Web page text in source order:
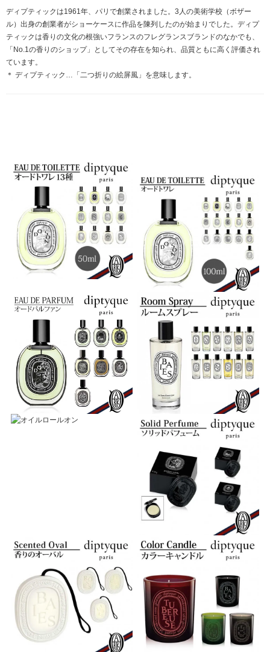
ディプティックは1961年、パリで創業されました。3人の美術学校（ボザー
ル）出身の創業者がショーケースに作品を陳列したのが始まりでした。ディプ
ティックは香りの文化の根強いフランスのフレグランスブランドのなかでも、
「No.1の香りのショップ」としてその存在を知られ、品質ともに高く評価され
ています。
＊ ディプティック…「二つ折りの絵屏風」を意味します。